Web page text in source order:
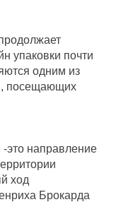
упаковки почти
одним из
посещающих
это направление
ход
Брокарда